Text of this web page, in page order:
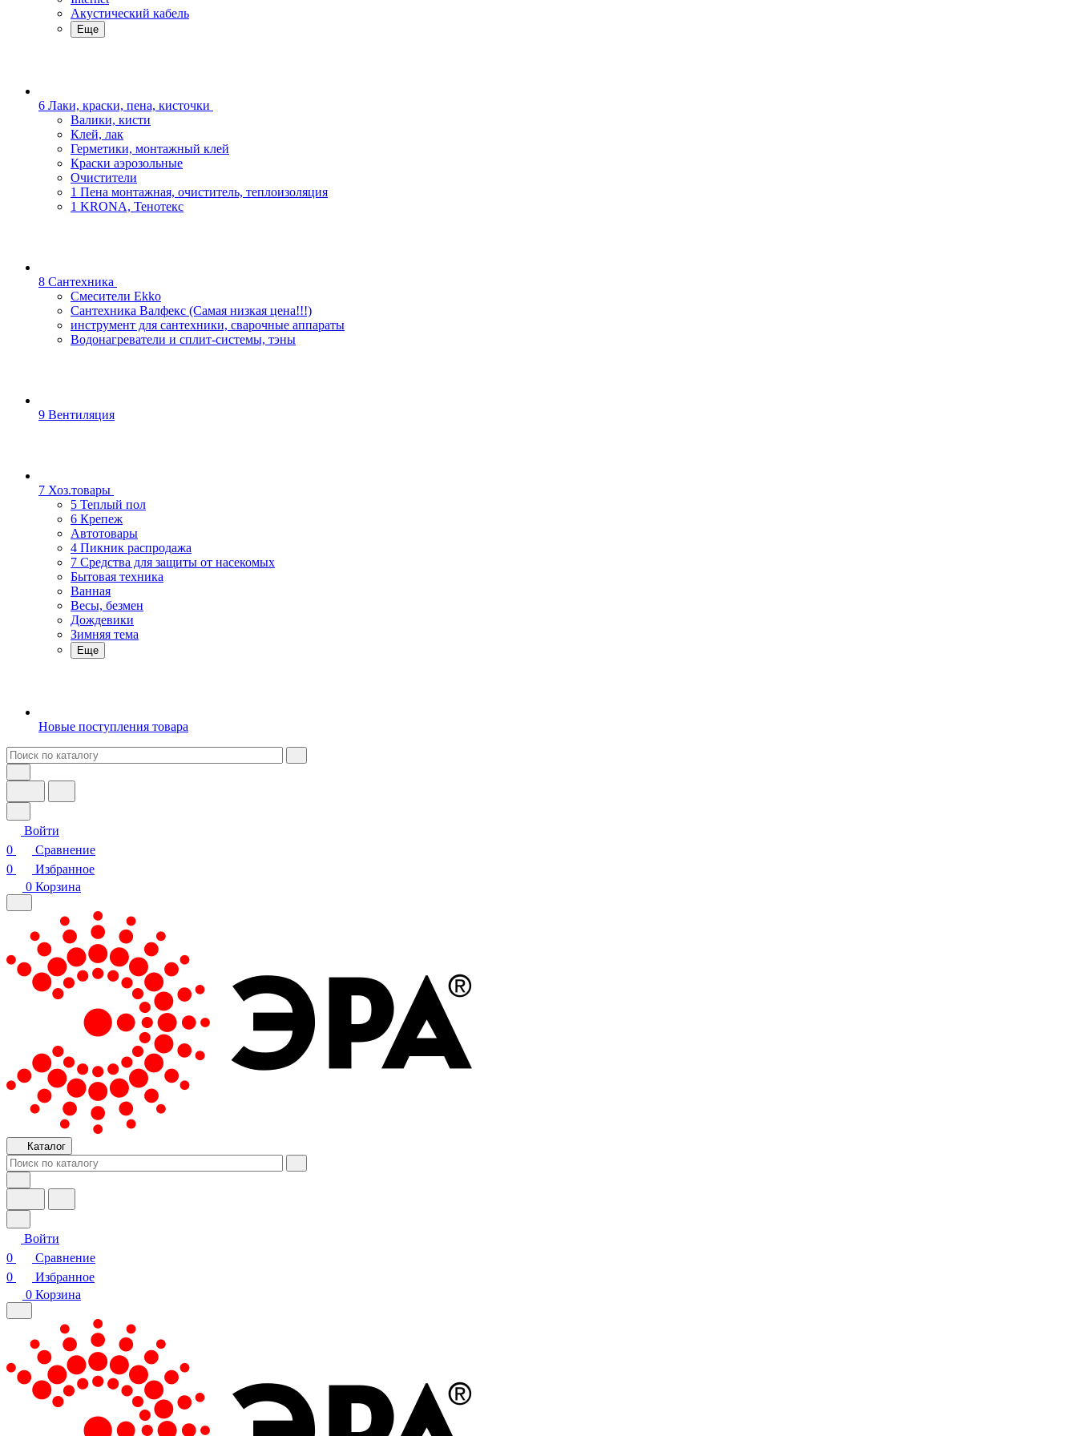
Акустический кабель
Еще
6 Лаки, краски, пена, кисточки
Валики, кисти
Клей, лак
Герметики, монтажный клей
Краски аэрозольные
Очистители
1 Пена монтажная, очиститель, теплоизоляция
1 KRONA, Тенотекс
8 Сантехника
Смесители Ekko
Сантехника Валфекс (Самая низкая цена!!!)
инструмент для сантехники, сварочные аппараты
Водонагреватели и сплит-системы, тэны
9 Вентиляция
7 Хоз.товары
5 Теплый пол
6 Крепеж
Автотовары
4 Пикник распродажа
7 Средства для защиты от насекомых
Бытовая техника
Ванная
Весы, безмен
Дождевики
Зимняя тема
Еще
Новые поступления товара
Войти
0
Сравнение
0
Избранное
0 Корзина
Каталог
Войти
0
Сравнение
0
Избранное
0 Корзина